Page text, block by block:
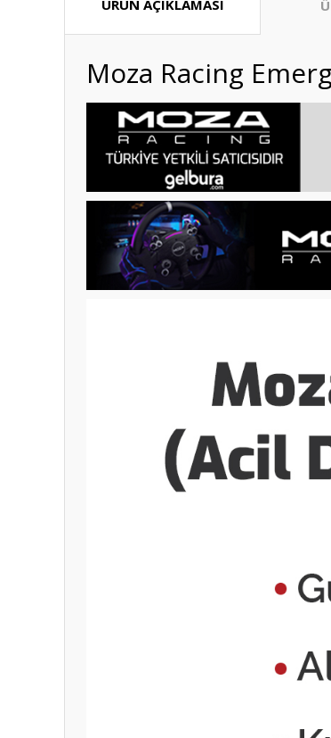
ÜRÜN AÇIKLAMASI
Moza Racing